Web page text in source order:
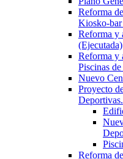
Reforma
Kiosko-bar
Reforma y
(Ejecutada)
Reforma y
Piscinas
Nuevo
Proyecto
Deportivas.
Reforma